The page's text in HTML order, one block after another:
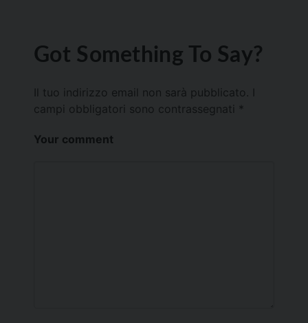
Got Something To Say?
Il tuo indirizzo email non sarà pubblicato.
campi obbligatori sono contrassegnati *
Your comment